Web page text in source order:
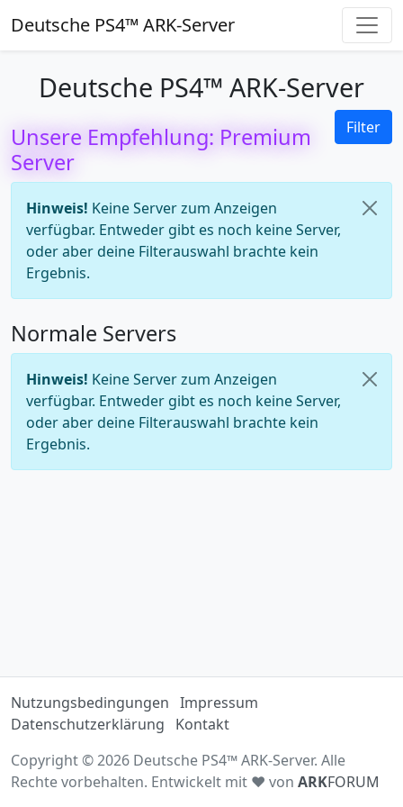
Deutsche PS4™ ARK-Server
Deutsche PS4™ ARK-Server
Filter
Unsere Empfehlung: Premium
Server
Hinweis! Keine Server zum Anzeigen
verfügbar. Entweder gibt es noch keine Server,
oder aber deine Filterauswahl brachte kein
Ergebnis.
Normale Servers
Hinweis! Keine Server zum Anzeigen
verfügbar. Entweder gibt es noch keine Server,
oder aber deine Filterauswahl brachte kein
Ergebnis.
Nutzungsbedingungen Impressum
Datenschutzerklärung
Kontakt
Copyright © 2026 Deutsche PS4™ ARK-Server. Alle
Rechte vorbehalten. Entwickelt mit ♥ von ARKFORUM